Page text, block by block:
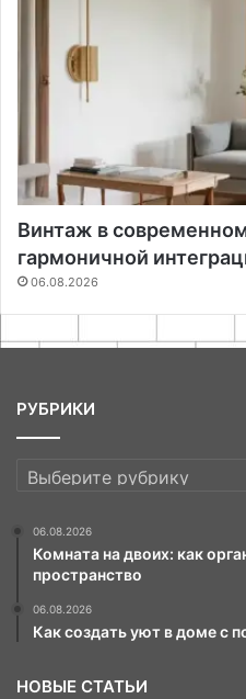
Винтаж в
гармоничной
06.08.2026
РУБРИКИ
РУБРИКИ
06.08.2026
Комната на двоих: как
пространство
06.08.2026
Как создать уют в доме с
НОВЫЕ СТАТЬИ